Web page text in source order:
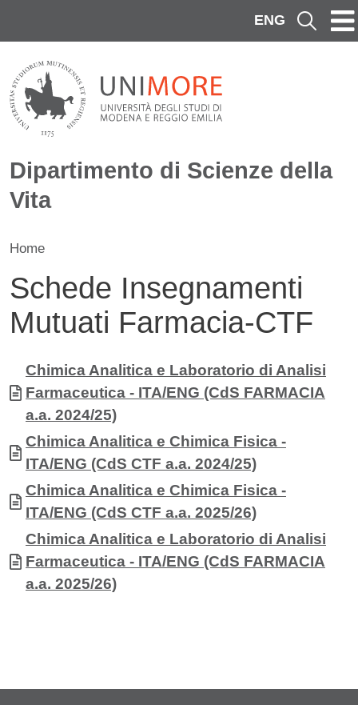
ENG Cerca
Dipartimento di Scienze della
Vita
Home
Schede Insegnamenti
Mutuati Farmacia-CTF
Contenuto
Allegati
Documento
Chimica Analitica e Laboratorio di Analisi
Farmaceutica - ITA/ENG (CdS FARMACIA
a.a. 2024/25)
Documento
Chimica Analitica e Chimica Fisica -
ITA/ENG (CdS CTF a.a. 2024/25)
Documento
Chimica Analitica e Chimica Fisica -
ITA/ENG (CdS CTF a.a. 2025/26)
Documento
Chimica Analitica e Laboratorio di Analisi
Farmaceutica - ITA/ENG (CdS FARMACIA
a.a. 2025/26)